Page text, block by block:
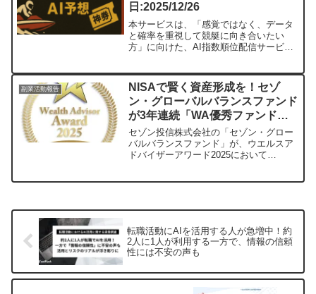
日:2025/12/26
本サービスは、「感覚ではなく、データ
と確率を重視して競艇に向き合いたい
方」に向けた、AI指数順位配信サービス
副業活動報告
NISAで賢く資産形成を！セゾ
ン・グローバルバランスファンド
が3年連続「WA優秀ファンド
賞」を受賞
セゾン投信株式会社の「セゾン・グロー
バルバランスファンド」が、ウエルスア
ドバイザーアワード2025において
枠の両方で利用できるため、長期的な資
転職活動にAIを活用する人が急増中！約
2人に1人が利用する一方で、情報の信頼
性には不安の声も